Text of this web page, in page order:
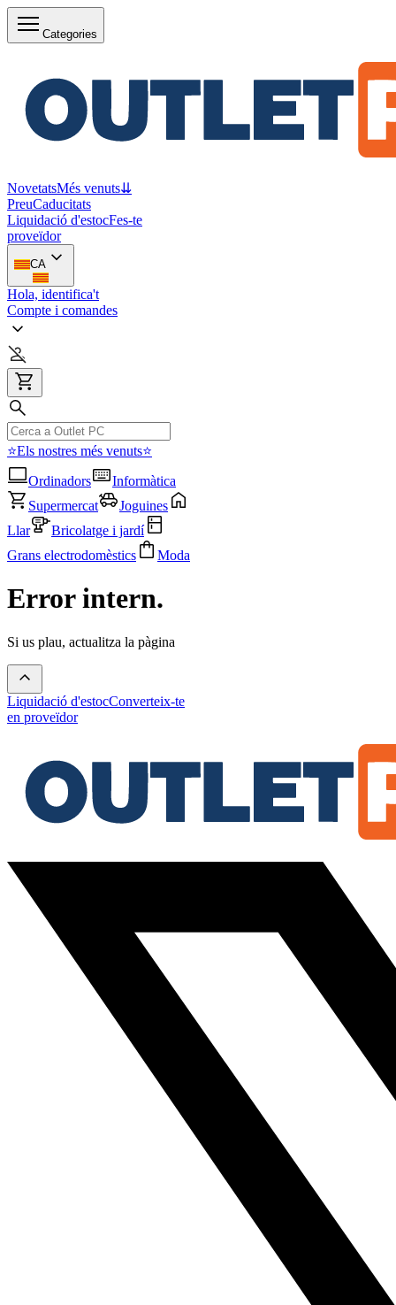
Categories
NovetatsMés venuts⇊
PreuCaducitats
Liquidació d'estocFes-te
proveïdor
CA
Hola, identifica't
Compte i comandes
⭐Els nostres més venuts⭐
Ordinadors
Informàtica
Supermercat
Joguines
Llar
Bricolatge i jardí
Grans electrodomèstics
Moda
Error intern.
Si us plau, actualitza la pàgina
Liquidació d'estocConverteix-te
en proveïdor